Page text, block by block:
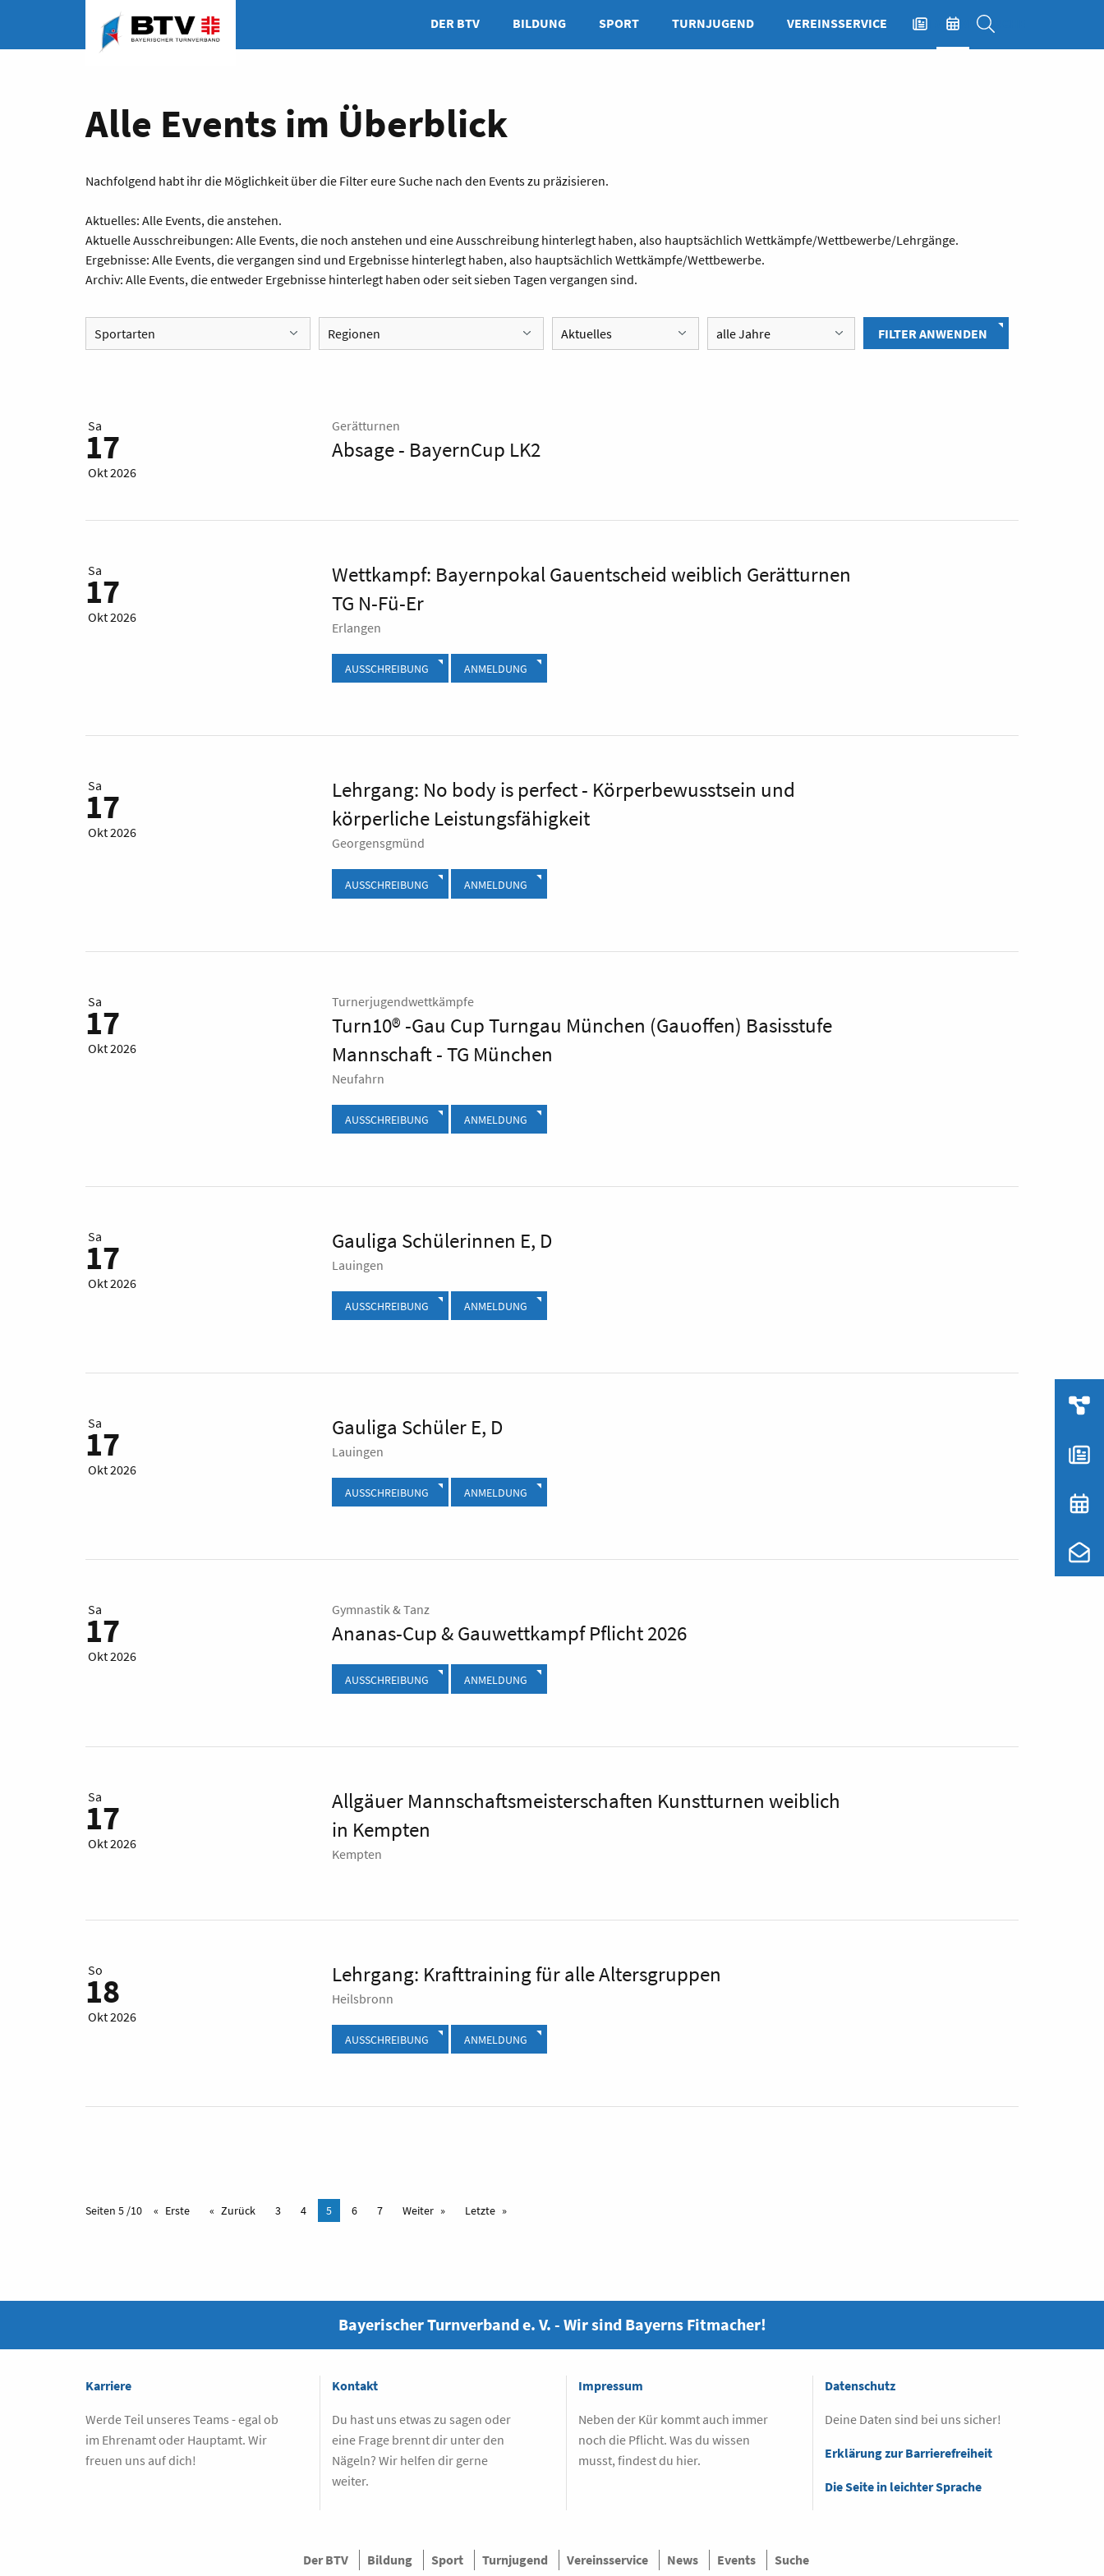
DER BTV BILDUNG SPORT TURNJUGEND VEREINSSERVICE NEWSEVENTSSUCHE
Alle Events im Überblick
Nachfolgend habt ihr die Möglichkeit über die Filter eure Suche nach den Events zu präzisieren.
Aktuelles: Alle Events, die anstehen.
Aktuelle Ausschreibungen: Alle Events, die noch anstehen und eine Ausschreibung hinterlegt haben, also hauptsächlich Wettkämpfe/Wettbewerbe/Lehrgänge.
Ergebnisse: Alle Events, die vergangen sind und Ergebnisse hinterlegt haben, also hauptsächlich Wettkämpfe/Wettbewerbe.
Archiv: Alle Events, die entweder Ergebnisse hinterlegt haben oder seit sieben Tagen vergangen sind.
Sportarten Regionen FILTER ANWENDEN
Sa
17
Okt 2026
Gerätturnen
Absage - BayernCup LK2
Sa
17
Okt 2026
Wettkampf: Bayernpokal Gauentscheid weiblich Gerätturnen
TG N-Fü-Er
Erlangen
AUSSCHREIBUNG ANMELDUNG
Sa
17
Okt 2026
Lehrgang: No body is perfect - Körperbewusstsein und
körperliche Leistungsfähigkeit
Georgensgmünd
AUSSCHREIBUNG ANMELDUNG
Sa
17
Okt 2026
Turnerjugendwettkämpfe
Turn10® -Gau Cup Turngau München (Gauoffen) Basisstufe
Mannschaft - TG München
Neufahrn
AUSSCHREIBUNG ANMELDUNG
Sa
17
Okt 2026
Gauliga Schülerinnen E, D
Lauingen
AUSSCHREIBUNG ANMELDUNG
Sa
17
Okt 2026
Gauliga Schüler E, D
Lauingen
AUSSCHREIBUNG ANMELDUNG
Sa
17
Okt 2026
Gymnastik & Tanz
Ananas-Cup & Gauwettkampf Pflicht 2026
AUSSCHREIBUNG ANMELDUNG
Sa
17
Okt 2026
Allgäuer Mannschaftsmeisterschaften Kunstturnen weiblich
in Kempten
Kempten
So
18
Okt 2026
Lehrgang: Krafttraining für alle Altersgruppen
Heilsbronn
AUSSCHREIBUNG ANMELDUNG
Seiten 5 /10 Erste Zurück 3 4 5 6 7 Weiter Letzte
Bayerischer Turnverband e. V. - Wir sind Bayerns Fitmacher!
Karriere
Werde Teil unseres Teams - egal ob
im Ehrenamt oder Hauptamt. Wir
freuen uns auf dich!
Kontakt
Du hast uns etwas zu sagen oder
eine Frage brennt dir unter den
Nägeln? Wir helfen dir gerne
weiter.
Impressum
Neben der Kür kommt auch immer
noch die Pflicht. Was du wissen
musst, findest du hier.
Datenschutz
Deine Daten sind bei uns sicher!
Erklärung zur Barrierefreiheit
Die Seite in leichter Sprache
Der BTV Bildung Sport Turnjugend Vereinsservice News Events Suche